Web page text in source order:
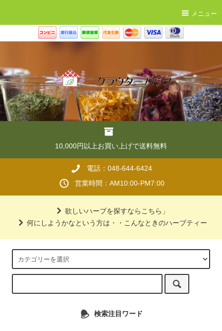
メニュー
10,000円以上お買い上げで送料無料
電話：048-644-6424
営業時間：AM10:00-PM7:00
欲しいハーブを探すならこちら」
何にしようかなという方は・・こんなときのハーブティー
検索注目ワード